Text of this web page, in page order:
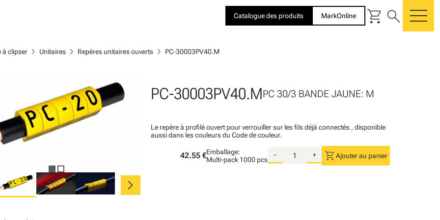
Catalogue des produits MarkOnline shopping_cart search
à clipser chevron_right Unitaires chevron_right Repères unitaires ouverts chevron_right PC-30003PV40.M
chevron_right
PC-30003PV40.MPC 30/3 BANDE JAUNE: M
Le repère à profilé ouvert pour verrouiller sur les fils déjà connectés , disponible
aussi dans les couleurs du Code de couleur.
42.55 €Emballage:
Multi-pack 1000 pcs
- + shopping_cart Ajouter au panier